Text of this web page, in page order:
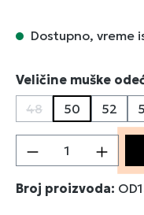
Dostupno, vreme
Izaberi
Veličine muške
48
(Ova opcija
50 52
Količina
Broj proizvoda: